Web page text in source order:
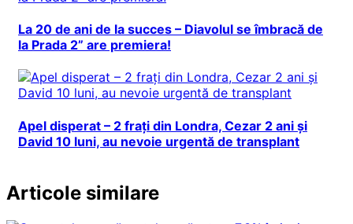
La 20 de ani de la succes – Diavolul se îmbracă de
la Prada 2” are premiera!
Apel disperat – 2 frați din Londra, Cezar 2 ani și
David 10 luni, au nevoie urgentă de transplant
Articole similare